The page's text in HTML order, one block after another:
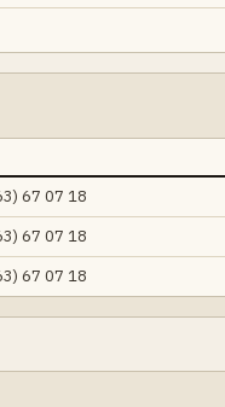
67 07 18
67 07 18
67 07 18